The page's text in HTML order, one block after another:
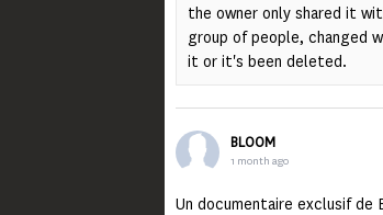
the owner only shared it
group of people, changed
it or it's been deleted.
BLOOM
1 month ago
Un documentaire exclusif de